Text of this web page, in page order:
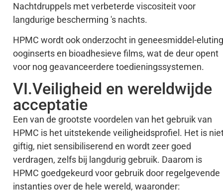
Nachtdruppels met verbeterde viscositeit voor
langdurige bescherming 's nachts.
HPMC wordt ook onderzocht in geneesmiddel-eluting
ooginserts en bioadhesieve films, wat de deur opent
voor nog geavanceerdere toedieningssystemen.
VI.Veiligheid en wereldwijde
acceptatie
Een van de grootste voordelen van het gebruik van
HPMC is het uitstekende veiligheidsprofiel. Het is
giftig, niet sensibiliserend en wordt zeer goed
verdragen, zelfs bij langdurig gebruik. Daarom is
HPMC goedgekeurd voor gebruik door regelgevende
instanties over de hele wereld, waaronder: